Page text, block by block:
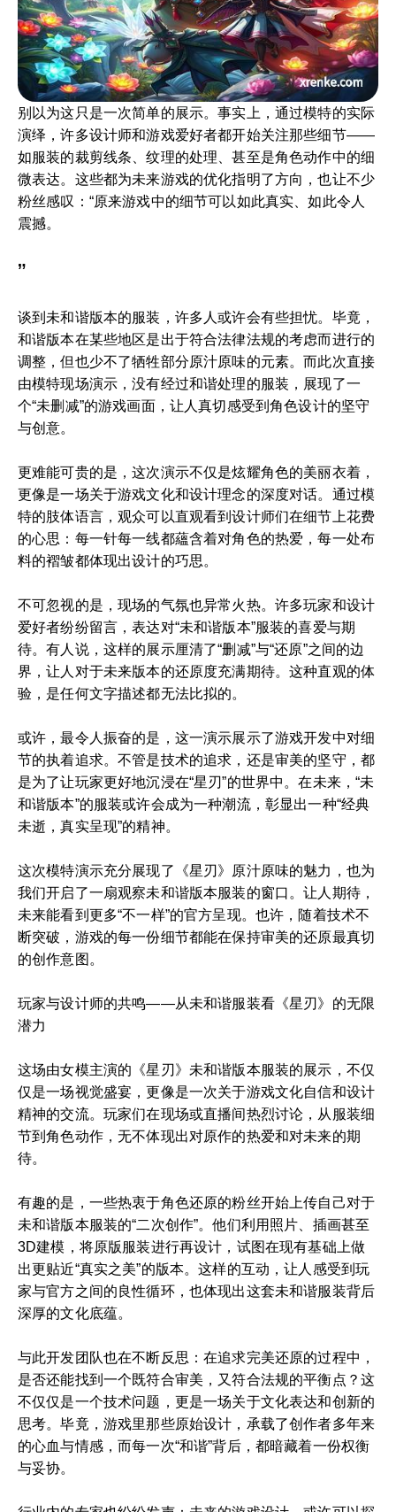
别以为这只是一次简单的展示。事实上，通过模特的实际
演绎，许多设计师和游戏爱好者都开始关注那些细节——
如服装的裁剪线条、纹理的处理、甚至是角色动作中的细
微表达。这些都为未来游戏的优化指明了方向，也让不少
粉丝感叹：“原来游戏中的细节可以如此真实、如此令人
震撼。
”
谈到未和谐版本的服装，许多人或许会有些担忧。毕竟，
和谐版本在某些地区是出于符合法律法规的考虑而进行的
调整，但也少不了牺牲部分原汁原味的元素。而此次直接
由模特现场演示，没有经过和谐处理的服装，展现了一
个“未删减”的游戏画面，让人真切感受到角色设计的坚守
与创意。
更难能可贵的是，这次演示不仅是炫耀角色的美丽衣着，
更像是一场关于游戏文化和设计理念的深度对话。通过模
特的肢体语言，观众可以直观看到设计师们在细节上花费
的心思：每一针每一线都蘊含着对角色的热爱，每一处布
料的褶皱都体现出设计的巧思。
不可忽视的是，现场的气氛也异常火热。许多玩家和设计
爱好者纷纷留言，表达对“未和谐版本”服装的喜爱与期
待。有人说，这样的展示厘清了“删减”与“还原”之间的边
界，让人对于未来版本的还原度充满期待。这种直观的体
验，是任何文字描述都无法比拟的。
或许，最令人振奋的是，这一演示展示了游戏开发中对细
节的执着追求。不管是技术的追求，还是审美的坚守，都
是为了让玩家更好地沉浸在“星刃”的世界中。在未来，“未
和谐版本”的服装或许会成为一种潮流，彰显出一种“经典
未逝，真实呈现”的精神。
这次模特演示充分展现了《星刃》原汁原味的魅力，也为
我们开启了一扇观察未和谐版本服装的窗口。让人期待，
未来能看到更多“不一样”的官方呈现。也许，随着技术不
断突破，游戏的每一份细节都能在保持审美的还原最真切
的创作意图。
玩家与设计师的共鸣——从未和谐服装看《星刃》的无限
潜力
这场由女模主演的《星刃》未和谐版本服装的展示，不仅
仅是一场视觉盛宴，更像是一次关于游戏文化自信和设计
精神的交流。玩家们在现场或直播间热烈讨论，从服装细
节到角色动作，无不体现出对原作的热爱和对未来的期
待。
有趣的是，一些热衷于角色还原的粉丝开始上传自己对于
未和谐版本服装的“二次创作”。他们利用照片、插画甚至
3D建模，将原版服装进行再设计，试图在现有基础上做
出更贴近“真实之美”的版本。这样的互动，让人感受到玩
家与官方之间的良性循环，也体现出这套未和谐服装背后
深厚的文化底蕴。
与此开发团队也在不断反思：在追求完美还原的过程中，
是否还能找到一个既符合审美，又符合法规的平衡点？这
不仅仅是一个技术问题，更是一场关于文化表达和创新的
思考。毕竟，游戏里那些原始设计，承载了创作者多年来
的心血与情感，而每一次“和谐”背后，都暗藏着一份权衡
与妥协。